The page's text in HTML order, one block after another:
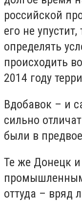
российской
его не
определять
происходить
2014 году
Вдобавок – и
сильно
были в
Те же Донецк и
оттуда – вряд